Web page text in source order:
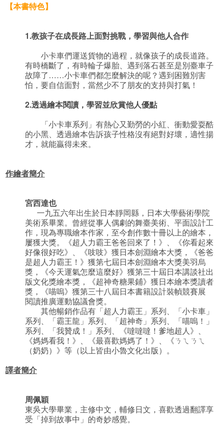
【本書特色】
1.教孩子在成長路上面對挑戰，學習與他人合作
小卡車們運送貨物的過程，就像孩子的成長道路。
有時橋斷了，有時輪子爆胎、遇到落石甚至是別臺車子
故障了……小卡車們都怎麼解決的呢？遇到困難別害
怕，要自信面對，當然少不了朋友的支持與打氣！
2.透過繪本閱讀，學習並欣賞他人優點
「小卡車系列」有熱心又勤勞的小紅、衝動愛耍酷
的小黑、透過繪本告訴孩子性格沒有絕對好壞，適性揚
才，就能贏得未來。
作繪者簡介
宮西達也
一九五六年出生於日本靜岡縣，日本大學藝術學院
美術系畢業。曾經從事人偶劇的舞臺美術、平面設計工
作，現為專職繪本作家，至今創作數十冊以上的繪本，
屢獲大獎。《超人力霸王爸爸回來了！》、《你看起來
好像很好吃》、《吱吱》獲日本劍淵繪本大獎，《爸爸
是超人力霸王！》獲第七屆日本劍淵繪本大獎美羽烏
獎，《今天運氣怎麼這麼好》獲第三十屆日本講談社出
版文化獎繪本獎，《超神奇糖果鋪》獲日本繪本獎讀者
獎，《喵嗚》獲第三十八屆日本書籍設計裝幀競賽展
閱讀推廣運動協議會獎。
其他暢銷作品有「超人力霸王」系列、「小卡車」
系列、「霸王龍」系列、「超神奇」系列、「喵嗚！」
系列、「我贊成！」系列、《噠噠噠！爹地超人》、
《媽媽看我！》、《最喜歡媽媽了！》、《ㄋㄟㄋㄟ
（奶奶）》等（以上皆由小魯文化出版）。
譯者簡介
周佩穎
東吳大學畢業，主修中文，輔修日文，喜歡透過翻譯享
受「掉到故事中」的奇妙感覺。